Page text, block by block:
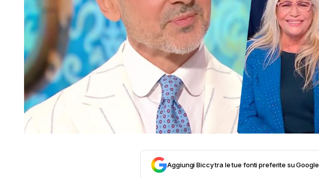
Aggiungi Biccy tra le tue fonti preferite su Google